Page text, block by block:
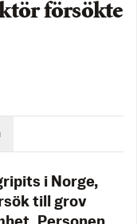
försökte
i Norge,
till grov